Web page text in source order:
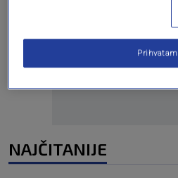
Oglas
NAJČITANIJE
Prihvatam